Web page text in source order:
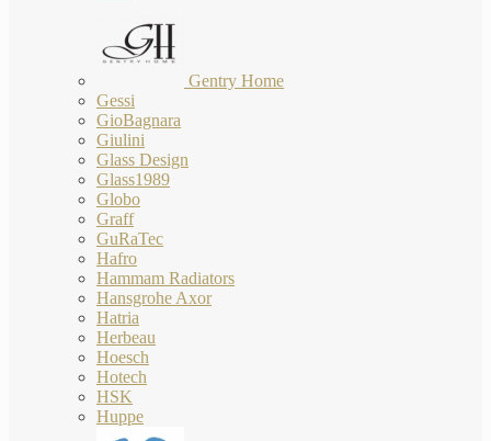
Gentry Home
Gessi
GioBagnara
Giulini
Glass Design
Glass1989
Globo
Graff
GuRaTec
Hafro
Hammam Radiators
Hansgrohe Axor
Hatria
Herbeau
Hoesch
Hotech
HSK
Huppe